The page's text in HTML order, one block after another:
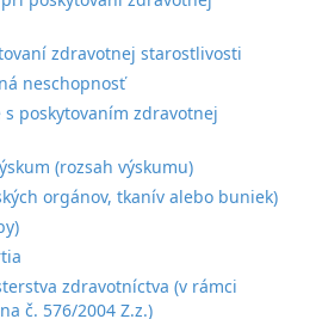
zdravotnej starostlivosti
neschopnosť
s poskytovaním zdravotnej
(rozsah výskumu)
orgánov, tkanív alebo buniek)
zdravotníctva (v rámci
č. 576/2004 Z.z.)